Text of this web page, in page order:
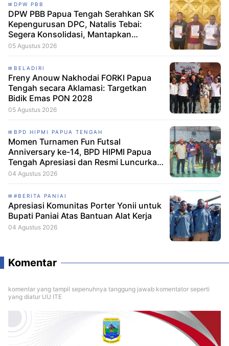
DPW PBB
DPW PBB Papua Tengah Serahkan SK
Kepengurusan DPC, Natalis Tebai:
Segera Konsolidasi, Mantapkan
Langkah Verifikasi, untuk 'Maju' 2029
05 Agustus 2026
BELADIRI
Freny Anouw Nakhodai FORKI Papua
Tengah secara Aklamasi: Targetkan
Bidik Emas PON 2028
05 Agustus 2026
BPD HIPMI PAPUA TENGAH
Momen Turnamen Fun Futsal
Anniversary ke-14, BPD HIPMI Papua
Tengah Apresiasi dan Resmi Luncurkan
Skuad Baru Makamagu Papua FC
04 Agustus 2026
#BERITA PANIAI
Apresiasi Komunitas Porter Yonii untuk
Bupati Paniai Atas Bantuan Alat Kerja
04 Agustus 2026
Komentar
komentar yang tampil sepenuhnya tanggung jawab komentator seperti
yang diatur UU ITE